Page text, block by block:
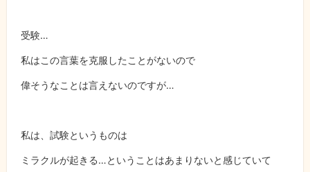
受験…
私はこの言葉を克服したことがないので
偉そうなことは言えないのですが…
私は、試験というものは
ミラクルが起きる…ということはあまりないと感じていて